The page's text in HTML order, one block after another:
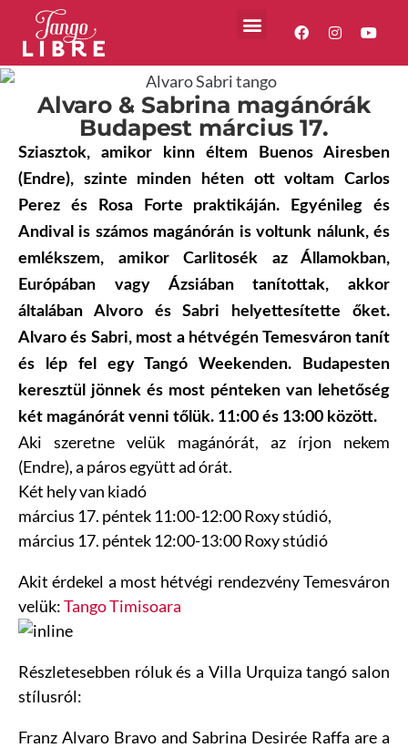
Alvaro & Sabrina magánórák
Budapest március 17.
Sziasztok, amikor kinn éltem Buenos Airesben
(Endre), szinte minden héten ott voltam Carlos
Perez és Rosa Forte praktikáján. Egyénileg és
Andival is számos magánórán is voltunk nálunk, és
emlékszem, amikor Carlitosék az Államokban,
Európában vagy Ázsiában tanítottak, akkor
általában Alvoro és Sabri helyettesítette őket.
Alvaro és Sabri, most a hétvégén Temesváron tanít
és lép fel egy Tangó Weekenden. Budapesten
keresztül jönnek és most pénteken van lehetőség
két magánórát venni tőlük. 11:00 és 13:00 között.
Aki szeretne velük magánórát, az írjon nekem
(Endre), a páros együtt ad órát.
Két hely van kiadó
március 17. péntek 11:00-12:00 Roxy stúdió,
március 17. péntek 12:00-13:00 Roxy stúdió
Akit érdekel a most hétvégi rendezvény Temesváron
velük:Tango Timisoara
Részletesebben róluk és a Villa Urquiza tangó salon
stílusról:
Franz Alvaro Bravo and Sabrina Desirée Raffa are a